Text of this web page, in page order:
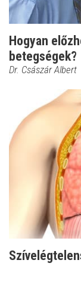
Hogyan
betegségek?
Dr. Császár Albert